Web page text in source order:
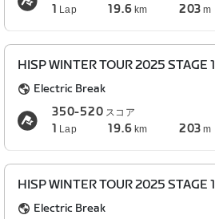
1 Lap 19.6 km 203 m
HISP WINTER TOUR 2025 STAGE 1
Electric Break
350-520 スコア
1 Lap 19.6 km 203 m
HISP WINTER TOUR 2025 STAGE 1
Electric Break